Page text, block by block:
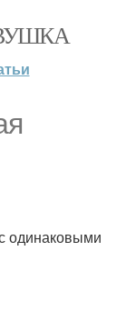
одинаковыми